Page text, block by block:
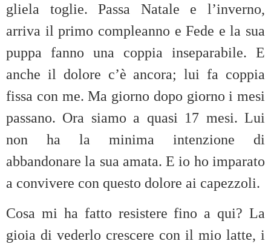
gliela toglie. Passa Natale e l’inverno,
arriva il primo compleanno e Fede e la sua
puppa fanno una coppia inseparabile. E
anche il dolore c’è ancora; lui fa coppia
fissa con me. Ma giorno dopo giorno i mesi
passano. Ora siamo a quasi 17 mesi. Lui
non ha la minima intenzione di
abbandonare la sua amata. E io ho imparato
a convivere con questo dolore ai capezzoli.
Cosa mi ha fatto resistere fino a qui? La
gioia di vederlo crescere con il mio latte, i